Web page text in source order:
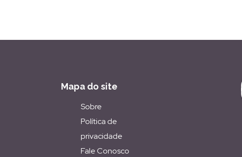
Mapa do site
Sobre
Política de
privacidade
Fale Conosco